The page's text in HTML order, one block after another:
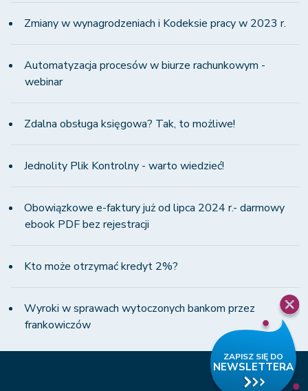
Zmiany w wynagrodzeniach i Kodeksie pracy w 2023 r.
Automatyzacja procesów w biurze rachunkowym -
webinar
Zdalna obsługa księgowa? Tak, to możliwe!
Jednolity Plik Kontrolny - warto wiedzieć!
Obowiązkowe e-faktury już od lipca 2024 r.- darmowy
ebook PDF bez rejestracji
Kto może otrzymać kredyt 2%?
Wyroki w sprawach wytoczonych bankom przez
frankowiczów